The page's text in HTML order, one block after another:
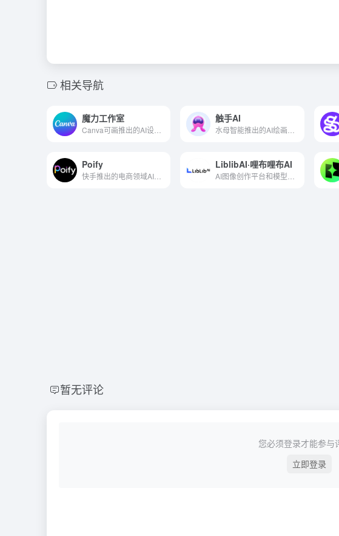
相关导航
魔力工作室 触手AI
Poify LiblibAI·哩布哩布AI
暂无评论
您必须登录才能参与
立即登录